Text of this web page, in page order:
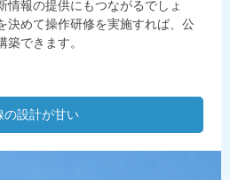
情報の提供にもつながるでしょ
決めて操作研修を実施すれば、公
できます。
設計が甘い